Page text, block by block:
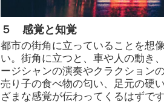
５ 感覚と知覚
都市の街角に立っていることを想
い。街角に立つと、車や人の動き
ージシャンの演奏やクラクション
売り子の食べ物の匂い、足元の硬
ざまな感覚が伝わってくるはずです